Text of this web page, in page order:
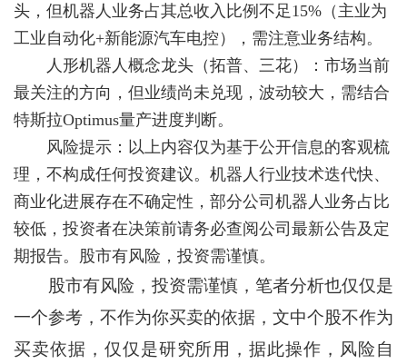
头，但机器人业务占其总收入比例不足15%（主业为
工业自动化+新能源汽车电控），需注意业务结构。
人形机器人概念龙头（拓普、三花）：市场当前
最关注的方向，但业绩尚未兑现，波动较大，需结合
特斯拉Optimus量产进度判断。
风险提示：以上内容仅为基于公开信息的客观梳
理，不构成任何投资建议。机器人行业技术迭代快、
商业化进展存在不确定性，部分公司机器人业务占比
较低，投资者在决策前请务必查阅公司最新公告及定
期报告。股市有风险，投资需谨慎。
股市有风险，投资需谨慎，笔者分析也仅仅是
一个参考，不作为你买卖的依据，文中个股不作为
买卖依据，仅仅是研究所用，据此操作，风险自